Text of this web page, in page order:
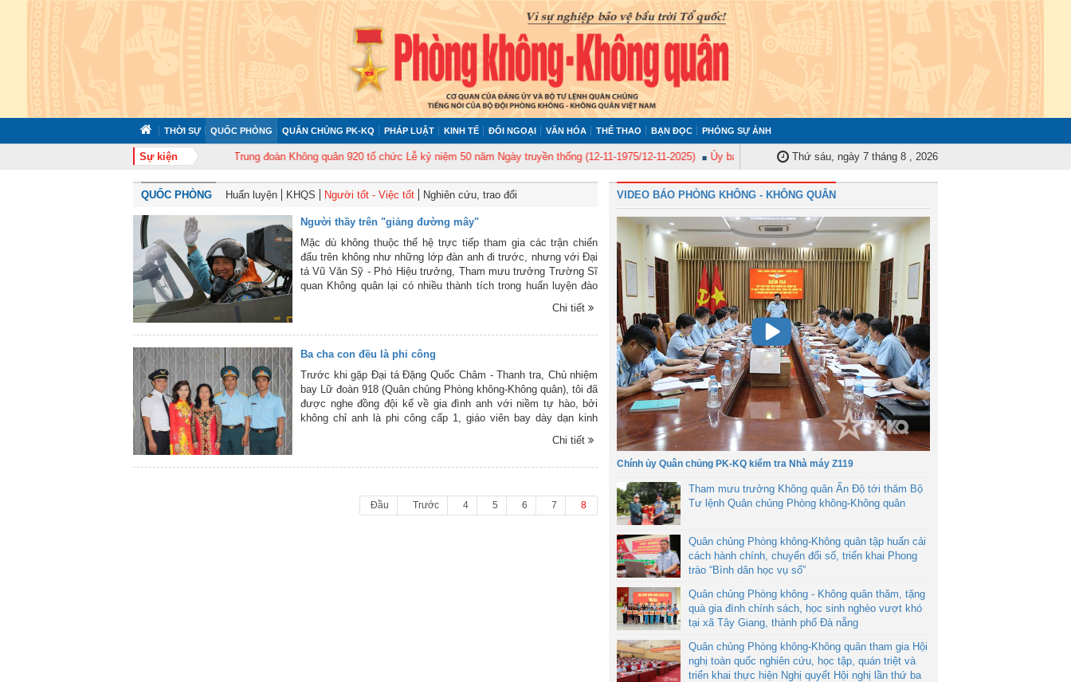
THỜI SỰ QUỐC PHÒNG QUÂN CHỦNG PK-KQ PHÁP LUẬT KINH TẾ ĐỐI NGOẠI VĂN HÓA THỂ THAO BẠN ĐỌC PHÓNG SỰ ẢNH
Sự kiện
372 tổ chức tập huấn cán bộ năm 2026 Trung đoàn Không quân 920 tổ chức Lễ kỷ niệm 50 năm Ngày truyền thống (12-11-1975/12-11-2025) Ủy ban Kiểm tra Quân ủy Trung ương tập huấn nghiệp vụ công tác kiểm tra, giám
Thứ sáu, ngày 7 tháng 8 , 2026
QUỐC PHÒNG Huấn luyện KHQS Người tốt - Việc tốt Nghiên cứu, trao đổi
Người thầy trên "giảng đường mây"
Mặc dù không thuộc thế hệ trực tiếp tham gia các trận chiến
đấu trên không như những lớp đàn anh đi trước, nhưng với Đại
tá Vũ Văn Sỹ - Phó Hiệu trưởng, Tham mưu trưởng Trường Sĩ
quan Không quân lại có nhiều thành tích trong huấn luyện đào
Chi tiết
Ba cha con đều là phi công
Trước khi gặp Đại tá Đặng Quốc Châm - Thanh tra, Chủ nhiệm
bay Lữ đoàn 918 (Quân chủng Phòng không-Không quân), tôi đã
được nghe đồng đội kể về gia đình anh với niềm tự hào, bởi
không chỉ anh là phi công cấp 1, giáo viên bay dày dạn kinh
đó, con trai cả - Đặng Minh Tâm là phi công thuộc Đội bay
Chi tiết
Đầu Trước 4 5 6 7 8
VIDEO BÁO PHÒNG KHÔNG - KHÔNG QUÂN
Chính ủy Quân chủng PK-KQ kiểm tra Nhà máy Z119
Tham mưu trưởng Không quân Ấn Độ tới thăm Bộ
Tư lệnh Quân chủng Phòng không-Không quân
Quân chủng Phòng không-Không quân tập huấn cải
cách hành chính, chuyển đổi số, triển khai Phong
trào “Bình dân học vụ số”
Quân chủng Phòng không - Không quân thăm, tặng
quà gia đình chính sách, học sinh nghèo vượt khó
tại xã Tây Giang, thành phố Đà nẵng
Quân chủng Phòng không-Không quân tham gia Hội
nghị toàn quốc nghiên cứu, học tập, quán triệt và
triển khai thực hiện Nghị quyết Hội nghị lần thứ ba